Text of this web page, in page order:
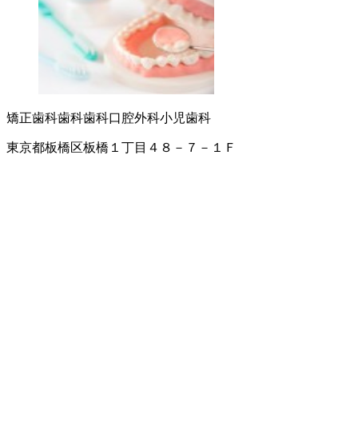
矯正歯科歯科歯科口腔外科小児歯科
東京都板橋区板橋１丁目４８－７－１Ｆ